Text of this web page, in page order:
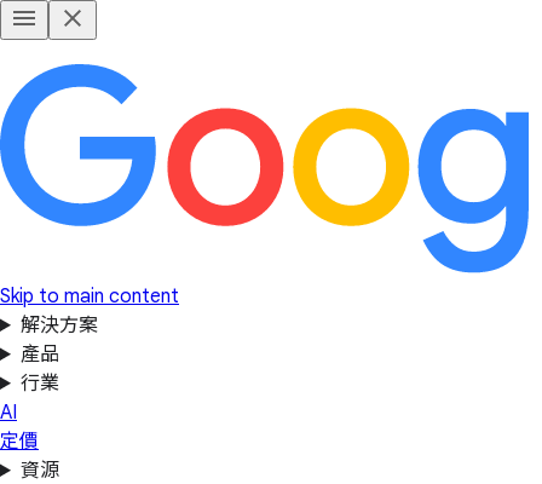
Skip to main content
解決方案
產品
行業
AI
定價
資源